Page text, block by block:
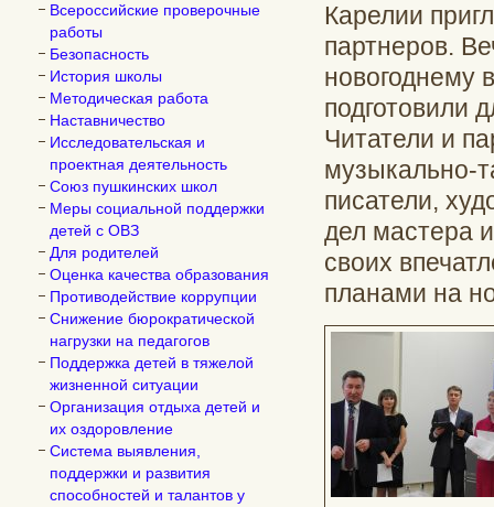
Всероссийские проверочные
работы
Безопасность
История школы
Методическая работа
Наставничество
Исследовательская и
проектная деятельность
Союз пушкинских школ
Меры социальной поддержки
детей с ОВЗ
Для родителей
Оценка качества образования
Противодействие коррупции
Снижение бюрократической
нагрузки на педагогов
Поддержка детей в тяжелой
жизненной ситуации
Организация отдыха детей и
их оздоровление
Система выявления,
поддержки и развития
способностей и талантов у
Карелии
партнеров.
новогоднему
подготовили
Читатели и
музыкально-
писатели,
дел мастера
своих
планами на